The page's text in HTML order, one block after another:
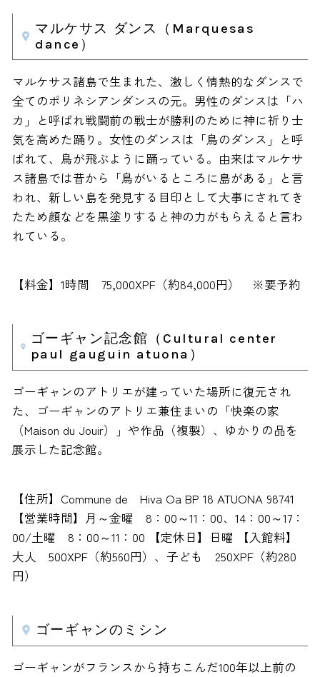
マルケサス ダンス（Marquesas
dance）
マルケサス諸島で生まれた、激しく情熱的なダンスで
全てのポリネシアンダンスの元。男性のダンスは「ハ
カ」と呼ばれ戦闘前の戦士が勝利のために神に祈り士
気を高めた踊り。女性のダンスは「鳥のダンス」と呼
ばれて、鳥が飛ぶように踊っている。由来はマルケサ
ス諸島では昔から「鳥がいるところに島がある」と言
われ、新しい島を発見する目印として大事にされてき
たため顔などを黒塗りすると神の力がもらえると言わ
れている。
【料金】1時間 75,000XPF（約84,000円） ※要予約
ゴーギャン記念館（Cultural center
paul gauguin atuona）
ゴーギャンのアトリエが建っていた場所に復元され
た、ゴーギャンのアトリエ兼住まいの「快楽の家
（Maison du Jouir）」や作品（複製）、ゆかりの品を
展示した記念館。
【住所】Commune de Hiva Oa BP 18 ATUONA 98741
【営業時間】月～金曜 8：00～11：00、14：00～17：
00/土曜 8：00～11：00 【定休日】日曜 【入館料】
大人 500XPF（約560円）、子ども 250XPF（約280
円）
ゴーギャンのミシン
ゴーギャンがフランスから持ちこんだ100年以上前の